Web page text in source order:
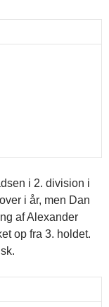
i 2. division i
i år, men Dan
af Alexander
op fra 3. holdet.